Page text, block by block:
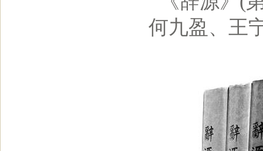
何九盈、王